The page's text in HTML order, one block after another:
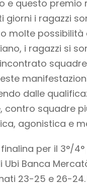
e questo
giorni i ragazzi
molte
i ragazzi si
dalle
contro squadre
agonistica e
per il 3°/
Ubi Banca
23-25 e 26-